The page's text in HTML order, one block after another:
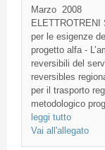
Marzo 2008
ELETTROTRENI
per le esigenze
progetto alfa -
reversibili del
reversibles
per il trasporto
metodologico
leggi tutto
Vai all'allegato